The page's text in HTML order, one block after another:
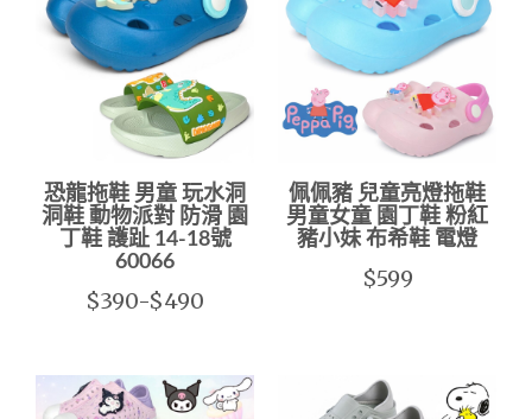
恐龍拖鞋 男童 玩水洞
洞鞋 動物派對 防滑 園
丁鞋 護趾 14-18號
60066
$390-$490
佩佩豬 兒童亮燈拖鞋
男童女童 園丁鞋 粉紅
豬小妹 布希鞋 電燈
$599